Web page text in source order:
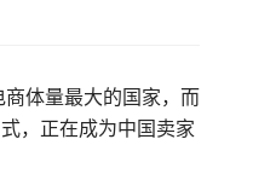
体量最大的国家，而
，正在成为中国卖家